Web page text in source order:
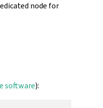
node for
software):